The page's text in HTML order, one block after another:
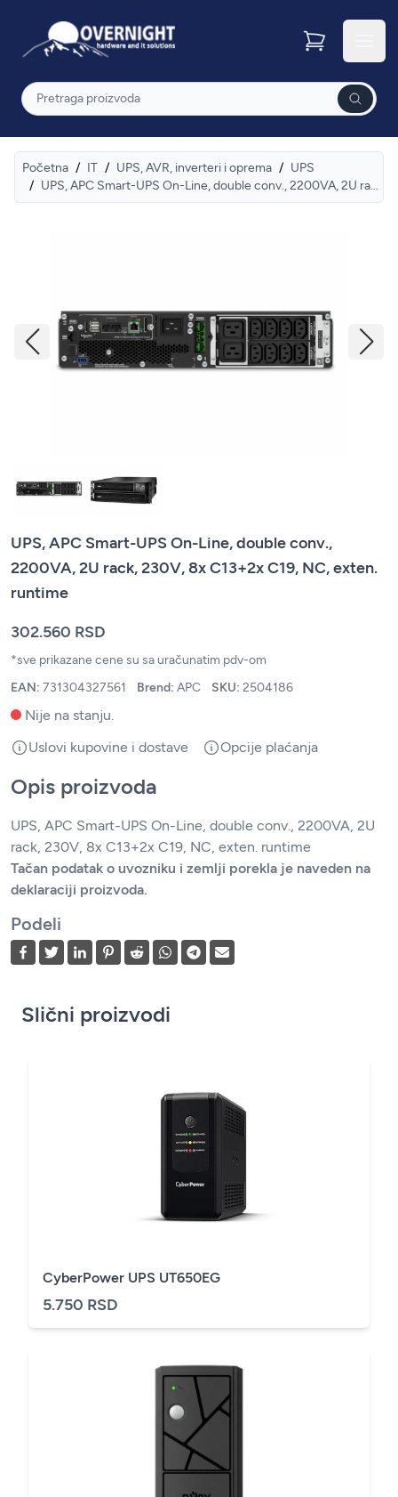
Overnight
Pretraga
Početna / IT / UPS, AVR, inverteri i oprema / UPS
/
UPS, APC Smart-UPS On-Line, double conv., 2200VA, 2U rack, 230V, 8x C13+2x C19, NC, exten. runtime
UPS, APC Smart-UPS On-Line, double conv.,
2200VA, 2U rack, 230V, 8x C13+2x C19, NC, exten.
runtime
302.560 RSD
*sve prikazane cene su sa uračunatim pdv-om
EAN: 731304327561 Brend: APC SKU: 2504186
Nije na stanju.
Uslovi kupovine i dostave
Opcije plaćanja
Opis proizvoda
UPS, APC Smart-UPS On-Line, double conv., 2200VA, 2U
rack, 230V, 8x C13+2x C19, NC, exten. runtime
Tačan podatak o uvozniku i zemlji porekla je naveden na
deklaraciji proizvoda.
Podeli
Slični proizvodi
CyberPower UPS UT650EG
5.750 RSD